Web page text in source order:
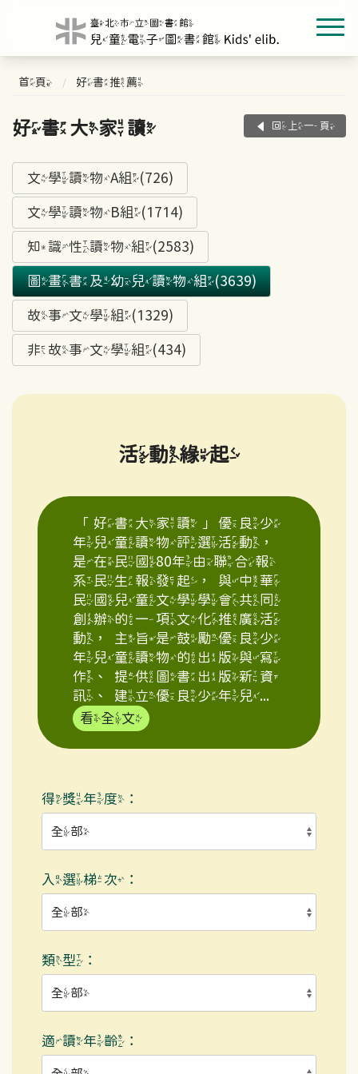
首頁 好書推薦
好書大家讀 回上一頁
文學讀物A組(726)
文學讀物B組(1714)
知識性讀物組(2583)
圖畫書及幼兒讀物組(3639)
故事文學組(1329)
非故事文學組(434)
活動緣起
「好書大家讀」優良少
年兒童讀物評選活動，
是在民國80年由聯合報
系民生報發起，與中華
民國兒童文學學會共同
創辦的一項文化推廣活
動，主旨是鼓勵優良少
年兒童讀物的出版與寫
作、提供圖書出版新資
訊、建立優良少年兒...
看全文
得獎年度：
入選梯次：
類型：
適讀年齡：